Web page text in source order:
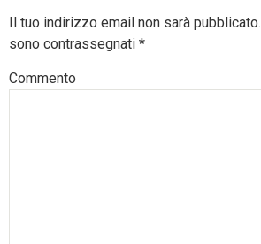
Il tuo indirizzo email non sarà pubblicato.
sono contrassegnati *
Commento